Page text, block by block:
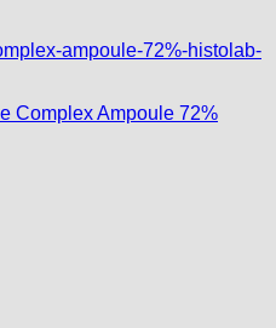
Complex Ampoule 72%